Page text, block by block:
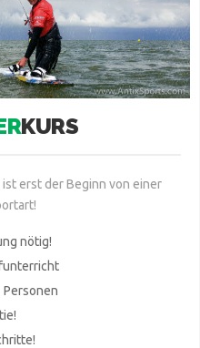
KURS
erst der Beginn von einer
nötig!
Personen